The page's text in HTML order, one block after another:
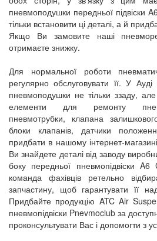
пневмоподушки передньої підвіски
тільки встановити ці деталі, а й
Якщо Ви замовите наші
отримаєте знижку.
Для нормальної роботи
регулярно обслуговувати її. У
пневмоподушки не тільки ззаду, але
елементи для ремонту
пневмотрубки, клапана
блоки клапанів, датчики
придбати в нашому інтернет-магазині
Ви знайдете деталі від заводу
боку передньої пневмопідвіски
команда фахівців ретельно
запчастину, щоб гарантувати її
Придбайте продукцію ATC Air
пневмопідвіски Pnevmoclub за
проконсультувати Вас і допомогти з